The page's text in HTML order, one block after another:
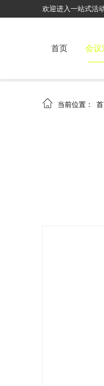
欢迎进入一站式活
首页 会议
 当前位置：